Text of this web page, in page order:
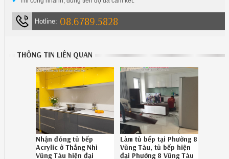
Hotline: 08.6789.5828
THÔNG TIN LIÊN QUAN
Nhận đóng tủ bếp
Acrylic ở Thắng Nhì
Vũng Tàu hiện đại
Làm tủ bếp tại Phường 8
Vũng Tàu, tủ bếp hiện
đại Phường 8 Vũng Tàu